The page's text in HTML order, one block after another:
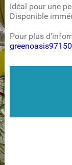
Idéal pour une
Disponible
Pour plus